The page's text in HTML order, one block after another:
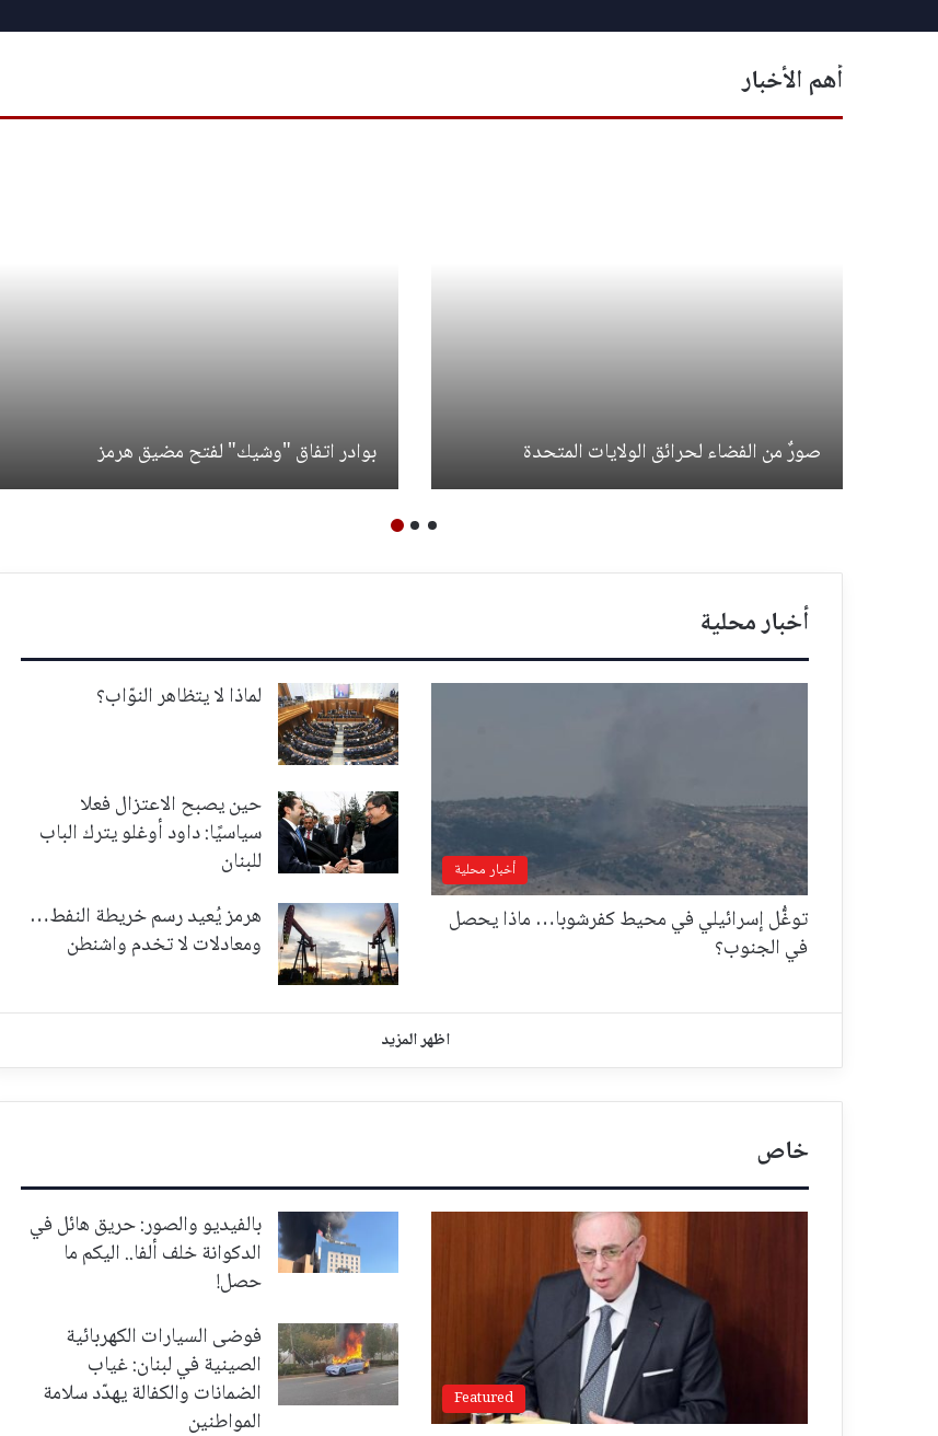
أهم الأخبار
صورٌ من الفضاء لحرائق الولايات المتحدة
بوادر اتفاق "وشيك" لفتح مضيق هرمز
أخبار محلية
أخبار محلية
توغُّل إسرائيلي في محيط كفرشوبا… ماذا يحصل
في الجنوب؟
لماذا لا يتظاهر النوّاب؟
حين يصبح الاعتزال فعلا
سياسيًا: داود أوغلو يترك الباب
للبنان
هرمز يُعيد رسم خريطة النفط…
ومعادلات لا تخدم واشنطن
اظهر المزيد
خاص
Featured
بالفيديو والصور: حريق هائل في
الدكوانة خلف ألفا.. اليكم ما
حصل!
فوضى السيارات الكهربائية
الصينية في لبنان: غياب
الضمانات والكفالة يهدّد سلامة
المواطنين